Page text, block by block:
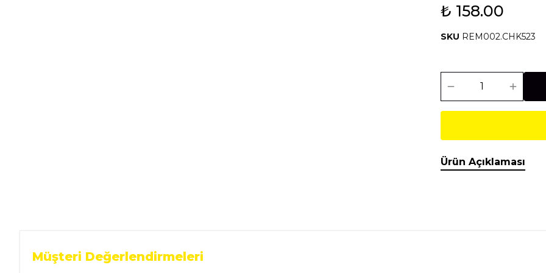
Makineler
Tesisat
Malzemeleri
₺ 158.00
SKU REM002.CHK523
Ürün Açıklaması
Müşteri Değerlendirmeleri